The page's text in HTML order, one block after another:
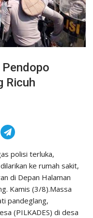
Ricuh
polisi terluka,
ke rumah sakit,
di Depan Halaman
Kamis (3/8).Massa
pandeglang,
(PILKADES) di desa